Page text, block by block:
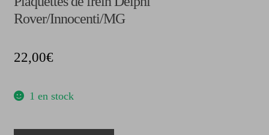
Rover/Innocenti/MG
22,00€
1 en stock